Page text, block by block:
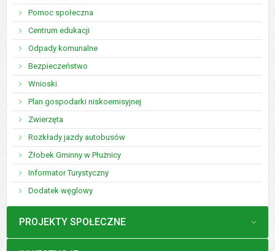
Pomoc społeczna
Centrum edukacji
Odpady komunalne
Bezpieczeństwo
Wnioski
Plan gospodarki niskoemisyjnej
Zwierzęta
Rozkłady jazdy autobusów
Żłobek Gminny w Płużnicy
Informator Turystyczny
Dodatek węglowy
MENU
PROJEKTY SPOŁECZNE